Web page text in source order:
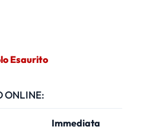
Esaurito
ONLINE:
Immediata